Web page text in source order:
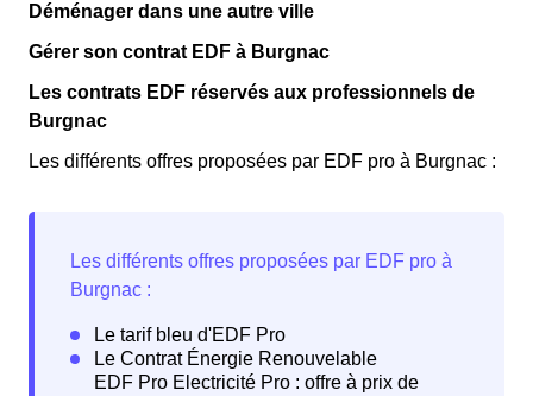
Déménager dans une autre ville
Gérer son contrat EDF à Burgnac
Les contrats EDF réservés aux professionnels de
Burgnac
Les différents offres proposées par EDF pro à Burgnac :